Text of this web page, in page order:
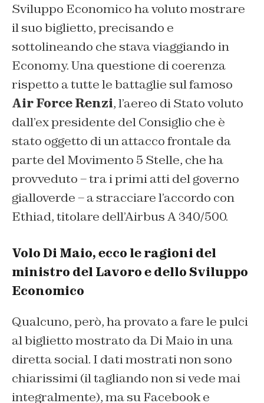
Sviluppo Economico ha voluto mostrare
il suo biglietto, precisando e
sottolineando che stava viaggiando in
Economy. Una questione di coerenza
rispetto a tutte le battaglie sul famoso
Air Force Renzi, l’aereo di Stato voluto
dall’ex presidente del Consiglio che è
stato oggetto di un attacco frontale da
parte del Movimento 5 Stelle, che ha
provveduto – tra i primi atti del governo
gialloverde – a stracciare l’accordo con
Ethiad, titolare dell’Airbus A 340/500.
Volo Di Maio, ecco le ragioni del
ministro del Lavoro e dello Sviluppo
Economico
Qualcuno, però, ha provato a fare le pulci
al biglietto mostrato da Di Maio in una
diretta social. I dati mostrati non sono
chiarissimi (il tagliando non si vede mai
integralmente), ma su Facebook e